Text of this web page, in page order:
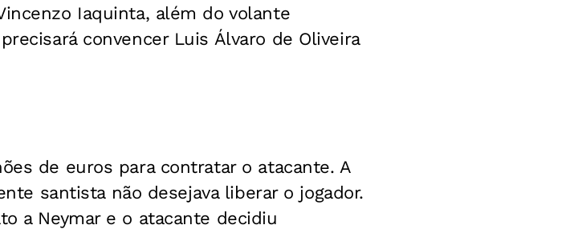
Iaquinta, além do volante
convencer Luis Álvaro de Oliveira
de euros para contratar o atacante. A
santista não desejava liberar o jogador.
a Neymar e o atacante decidiu